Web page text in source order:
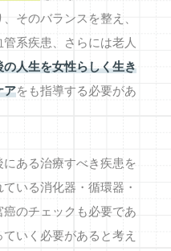
そのバランスを整え、
系疾患、さらには老人
の人生を女性らしく生き
アをも指導する必要があ
ある治療すべき疾患を
いる消化器・循環器・
のチェックも必要であ
ていく必要があると考え